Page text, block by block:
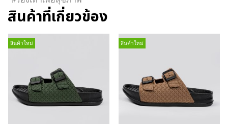
สินค้าที่เกี่ยวข้อง
สินค้าใหม่ สินค้าใหม่